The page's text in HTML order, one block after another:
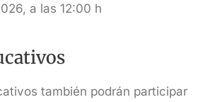
a las 12:00 h
también podrán participar